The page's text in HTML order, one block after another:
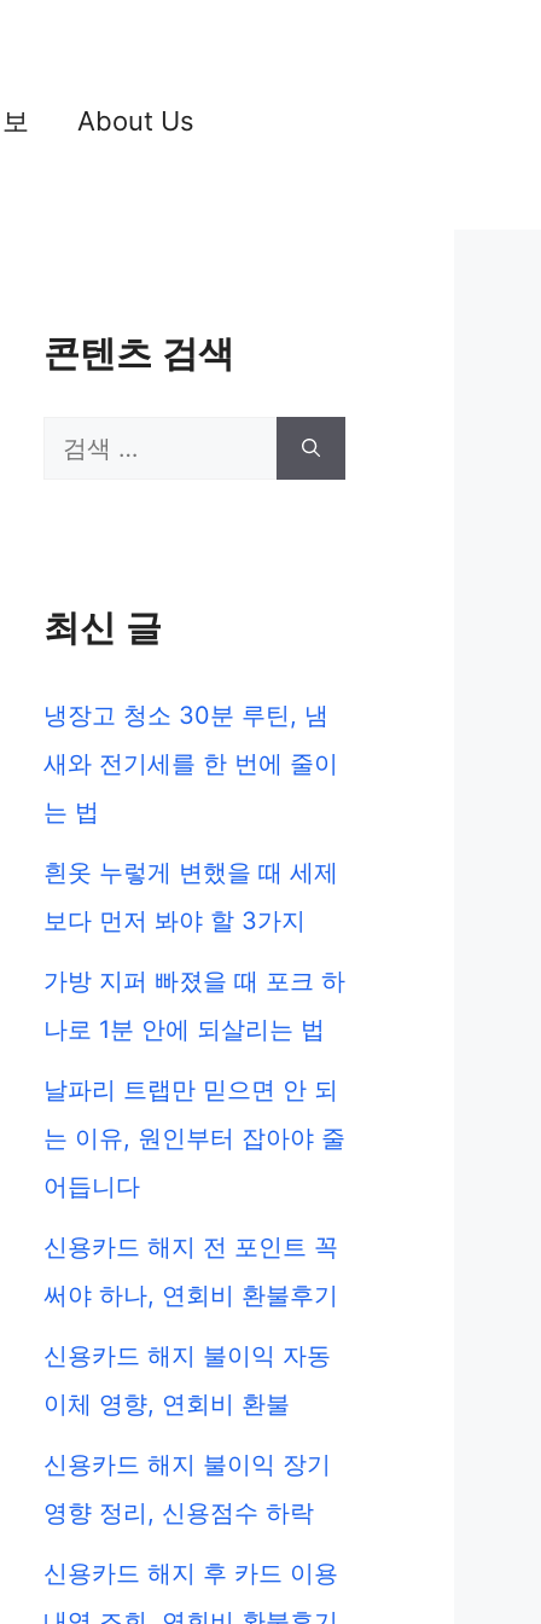
About Us
콘텐츠 검색
검
최신 글
냉장고 청소 30분 루틴, 냄
새와 전기세를 한 번에 줄이
는 법
흰옷 누렇게 변했을 때 세제
보다 먼저 봐야 할 3가지
가방 지퍼 빠졌을 때 포크 하
나로 1분 안에 되살리는 법
날파리 트랩만 믿으면 안 되
는 이유, 원인부터 잡아야 줄
어듭니다
신용카드 해지 전 포인트 꼭
써야 하나, 연회비 환불후기
신용카드 해지 불이익 자동
이체 영향, 연회비 환불
신용카드 해지 불이익 장기
영향 정리, 신용점수 하락
신용카드 해지 후 카드 이용